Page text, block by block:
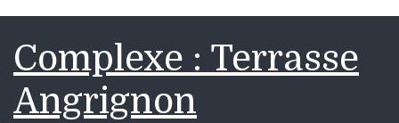
Complexe : Terrasse
Angrignon